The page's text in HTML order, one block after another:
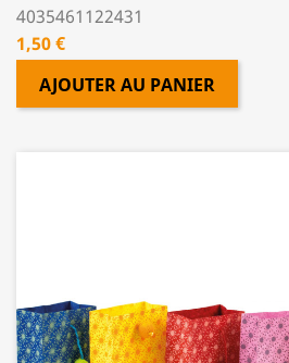
4035461122431
Prix
1,50 €
AJOUTER AU PANIER